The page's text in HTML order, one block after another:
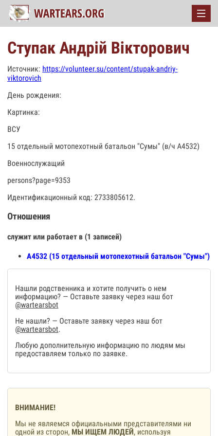
Ступак Андрій Вікторович
Источник: https://volunteer.su/content/stupak-andriy-
viktorovich
День рождения:
Картинка:
ВСУ
15 отдельный мотопехотный батальон "Сумы" (в/ч А4532)
Военнослужащий
persons?page=9353
Идентификационный код: 2733805612.
Отношения
служит или работает в (1 записей)
А4532 (15 отдельный мотопехотный батальон "Сумы")
Нашли родственника и хотите получить о нем
информацию? — Оставьте заявку через наш бот
@wartearsbot
Не нашли? — Оставьте заявку через наш бот
@wartearsbot.
Любую дополнительную информацию по людям мы
предоставляем только по заявке.
ВНИМАНИЕ!
Мы не являемся официальными представителями ни
одной из сторон, МЫ ИЩЕМ ЛЮДЕЙ, используя